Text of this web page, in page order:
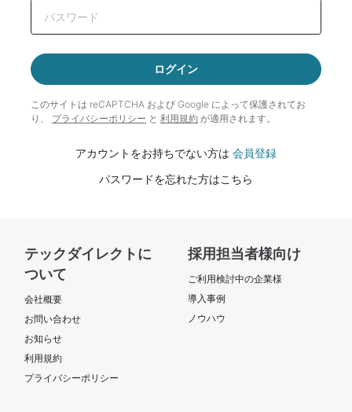
ログイン
このサイトは reCAPTCHA および Google によって保護されてお
り、 プライバシーポリシー と 利用規約 が適用されます。
アカウントをお持ちでない方は 会員登録
パスワードを忘れた方はこちら
テックダイレクトに
ついて
会社概要
お問い合わせ
お知らせ
利用規約
プライバシーポリシー
採用担当者様向け
ご利用検討中の企業様
導入事例
ノウハウ